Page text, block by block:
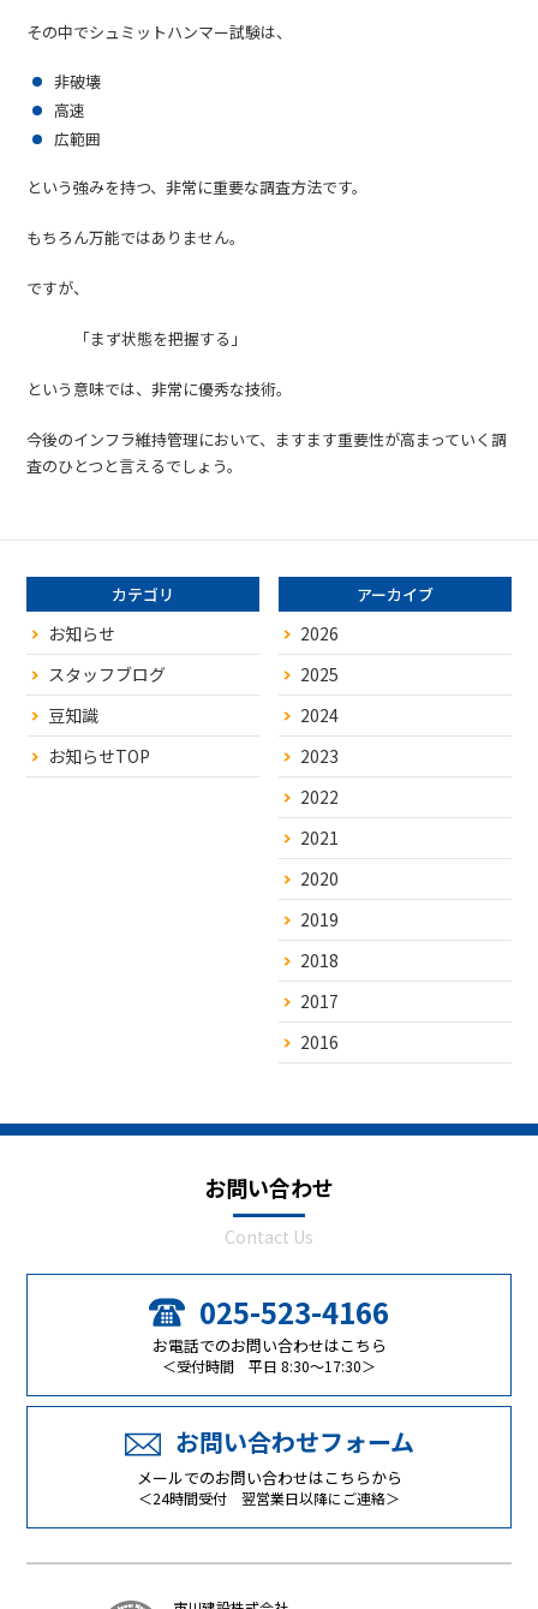
その中でシュミットハンマー試験は、
非破壊
高速
広範囲
という強みを持つ、非常に重要な調査方法です。
もちろん万能ではありません。
ですが、
「まず状態を把握する」
という意味では、非常に優秀な技術。
今後のインフラ維持管理において、ますます重要性が高まっていく調
査のひとつと言えるでしょう。
カテゴリ
お知らせ
スタッフブログ
豆知識
お知らせTOP
アーカイブ
2026
2025
2024
2023
2022
2021
2020
2019
2018
2017
2016
お問い合わせ
Contact Us
025-523-4166
お電話でのお問い合わせはこちら
＜受付時間 平日 8:30～17:30＞
お問い合わせフォーム
メールでのお問い合わせはこちらから
＜24時間受付 翌営業日以降にご連絡＞